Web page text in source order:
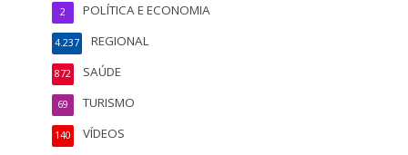
POLÍTICA E ECONOMIA
2
REGIONAL
4.237
SAÚDE
872
TURISMO
69
VÍDEOS
140